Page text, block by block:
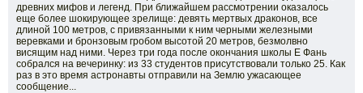
древних мифов и легенд. При ближайшем рассмотрении оказалось
еще более шокирующее зрелище: девять мертвых драконов, все
длиной 100 метров, с привязанными к ним черными железными
веревками и бронзовым гробом высотой 20 метров, безмолвно
висящим над ними. Через три года после окончания школы Е Фань
собрался на вечеринку: из 33 студентов присутствовали только 25. Как
раз в это время астронавты отправили на Землю ужасающее
сообщение...